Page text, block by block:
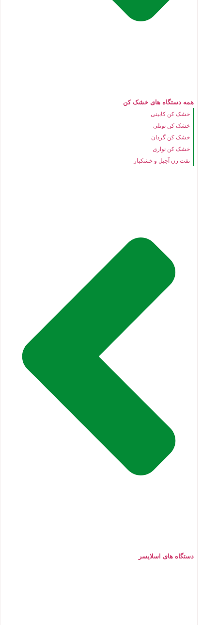
همه دستگاه های خشک کن
خشک کن کابینی
خشک کن تونلی
خشک کن گردان
خشک کن نواری
تفت زن آجیل و خشکبار
دستگاه های اسلایسر